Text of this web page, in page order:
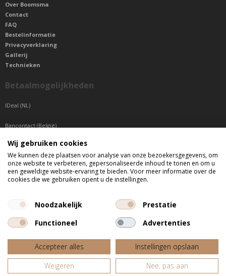
Over Boomsma
Contact
FAQ
Bestelinformatie
Privacyverklaring
Gallerij
Technieken
Betaalmogelijkheden
IDeal (NL)
Bancontact (België)
Sepa betaling (Overige landen)
Telefonisch bereikbaar
Website door
Fastware
Wij gebruiken cookies
We kunnen deze plaatsen voor analyse van onze bezoekersgegevens, om
onze website te verbeteren, gepersonaliseerde inhoud te tonen en om u
een geweldige website-ervaring te bieden. Voor meer informatie over de
cookies die we gebruiken opent u de instellingen.
Noodzakelijk
Prestatie
Functioneel
Advertenties
Accepteer alles
Instellingen opslaan
Weigeren
Nee, pas aan